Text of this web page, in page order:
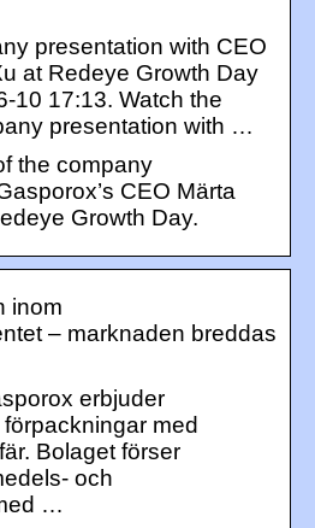
presentation with CEO
at Redeye Growth Day
10 17:13. Watch the
presentation with …
the company
CEO Märta
Growth Day.
inom
– marknaden breddas
erbjuder
med
Bolaget förser
och
…